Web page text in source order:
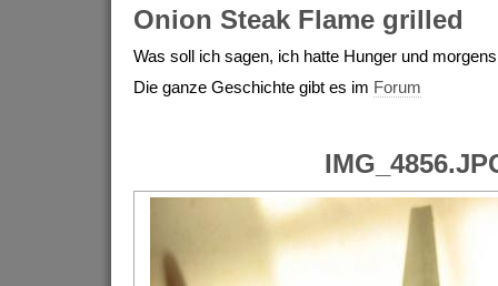
Onion Steak Flame grilled
Was soll ich sagen, ich hatte Hunger und
Die ganze Geschichte gibt es im Forum